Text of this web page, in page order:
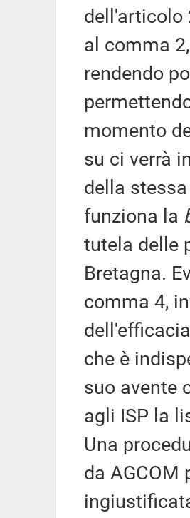
dell'articolo
al comma
rendendo
momento
su ci verrà
della
funziona la
tutela delle
Bretagna.
comma 4,
che è
suo avente
agli ISP la
Una
da AGCOM